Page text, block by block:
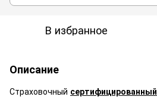
В избранное
Описание
Страховочный сертифицированный